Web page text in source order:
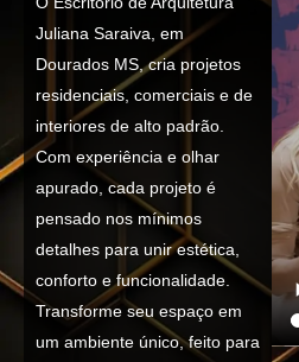
Juliana Saraiva, em
Dourados MS, cria projetos
residenciais, comerciais e de
interiores de alto padrão.
Com experiência e olhar
apurado, cada projeto é
pensado nos mínimos
detalhes para unir estética,
conforto e funcionalidade.
Transforme seu espaço em
um ambiente único, feito para